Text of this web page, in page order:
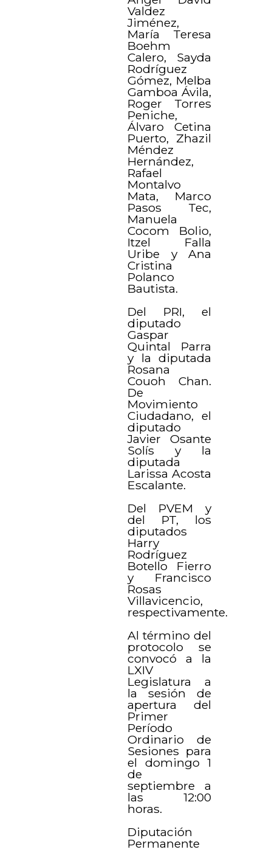
Valdez
Jiménez,
María Teresa
Boehm
Calero, Sayda
Rodríguez
Gómez, Melba
Gamboa Ávila,
Roger Torres
Peniche,
Álvaro Cetina
Puerto, Zhazil
Méndez
Hernández,
Rafael
Montalvo
Mata, Marco
Pasos Tec,
Manuela
Cocom Bolio,
Itzel Falla
Uribe y Ana
Cristina
Polanco
Bautista.
Del PRI, el
diputado
Gaspar
Quintal Parra
y la diputada
Rosana
Couoh Chan.
De
Movimiento
Ciudadano, el
diputado
Javier Osante
Solís y la
diputada
Larissa Acosta
Escalante.
Del PVEM y
del PT, los
diputados
Harry
Rodríguez
Botello Fierro
y Francisco
Rosas
Villavicencio,
respectivamente.
Al término del
protocolo se
convocó a la
LXIV
Legislatura a
la sesión de
apertura del
Primer
Período
Ordinario de
Sesiones para
el domingo 1
de
septiembre a
las 12:00
horas.
Diputación
Permanente